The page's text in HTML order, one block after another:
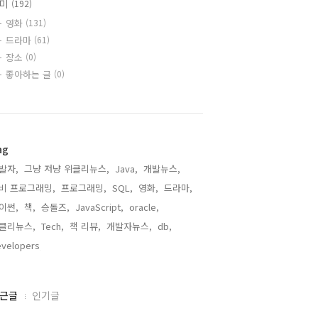
(192)
영화 (131)
드라마 (61)
장소 (0)
좋아하는 글 (0)
자, 그냥 저냥 위클리뉴스, Java, 개발뉴스,
프로그래밍, 프로그래밍, SQL, 영화, 드라마,
썬, 책, 승돌즈, JavaScript, oracle,
리뉴스, Tech, 책 리뷰, 개발자뉴스, db,
글 인기글